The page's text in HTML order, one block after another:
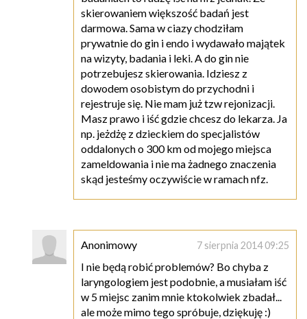
skierowaniem większość badań jest
darmowa. Sama w ciazy chodziłam
prywatnie do gin i endo i wydawało majątek
na wizyty, badania i leki. A do gin nie
potrzebujesz skierowania. Idziesz z
dowodem osobistym do przychodni i
rejestruje się. Nie mam już tzw rejonizacji.
Masz prawo i iść gdzie chcesz do lekarza. Ja
np. jeżdżę z dzieckiem do specjalistów
oddalonych o 300 km od mojego miejsca
zameldowania i nie ma żadnego znaczenia
skąd jesteśmy oczywiście w ramach nfz.
Anonimowy 7 sierpnia 2014 09:25
I nie będą robić problemów? Bo chyba z
laryngologiem jest podobnie, a musiałam iść
w 5 miejsc zanim mnie ktokolwiek zbadał...
ale może mimo tego spróbuje, dziękuję :)